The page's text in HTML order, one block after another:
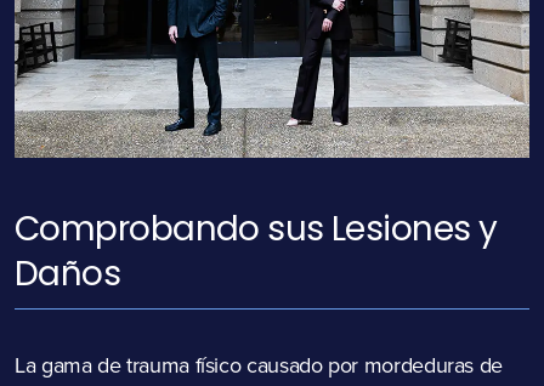
Comprobando sus Lesiones y
Daños
La gama de trauma físico causado por mordeduras de